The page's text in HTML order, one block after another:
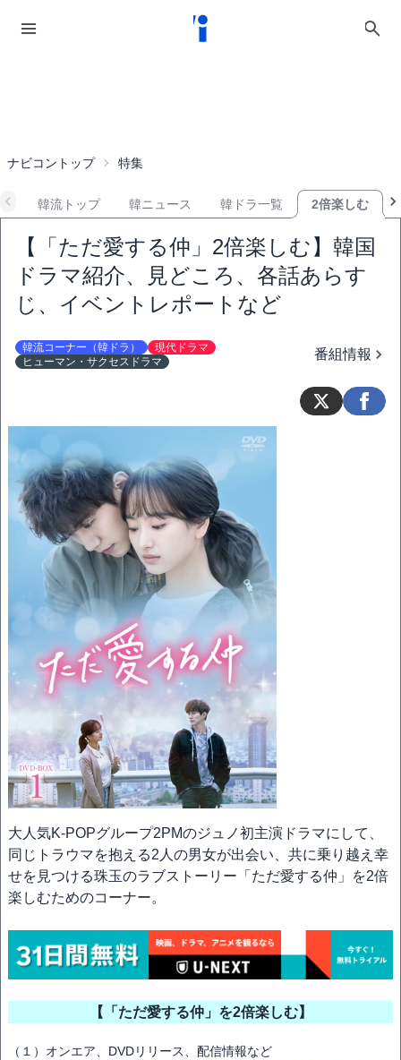
ナビコントップ 特集
韓流トップ 韓ニュース 韓ドラ一覧 2倍楽しむ
【「ただ愛する仲」2倍楽しむ】韓国
ドラマ紹介、見どころ、各話あらす
じ、イベントレポートなど
韓流コーナー（韓ドラ）
現代ドラマ
ヒューマン・サクセスドラマ
番組情報
大人気K-POPグループ2PMのジュノ初主演ドラマにして、
同じトラウマを抱える2人の男女が出会い、共に乗り越え幸
せを見つける珠玉のラブストーリー「ただ愛する仲」を2倍
楽しむためのコーナー。
【「ただ愛する仲」を2倍楽しむ】
（１）オンエア、DVDリリース、配信情報など